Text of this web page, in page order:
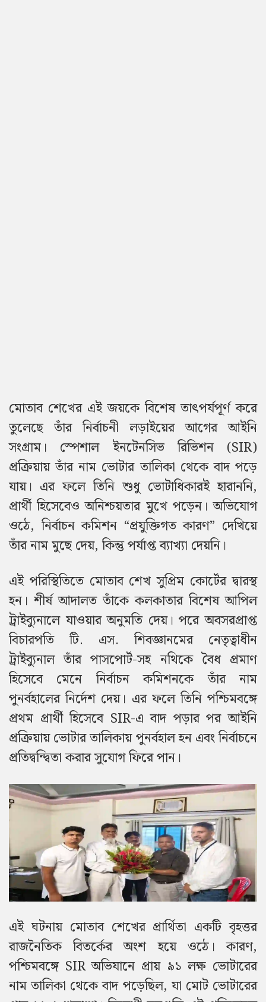
মোতাব শেখের এই জয়কে বিশেষ তাৎপর্যপূর্ণ করে
তুলেছে তাঁর নির্বাচনী লড়াইয়ের আগের আইনি
সংগ্রাম। স্পেশাল ইনটেনসিভ রিভিশন (SIR)
প্রক্রিয়ায় তাঁর নাম ভোটার তালিকা থেকে বাদ পড়ে
যায়। এর ফলে তিনি শুধু ভোটাধিকারই হারাননি,
প্রার্থী হিসেবেও অনিশ্চয়তার মুখে পড়েন। অভিযোগ
ওঠে, নির্বাচন কমিশন “প্রযুক্তিগত কারণ” দেখিয়ে
তাঁর নাম মুছে দেয়, কিন্তু পর্যাপ্ত ব্যাখ্যা দেয়নি।
এই পরিস্থিতিতে মোতাব শেখ সুপ্রিম কোর্টের দ্বারস্থ
হন। শীর্ষ আদালত তাঁকে কলকাতার বিশেষ আপিল
ট্রাইব্যুনালে যাওয়ার অনুমতি দেয়। পরে অবসরপ্রাপ্ত
বিচারপতি টি. এস. শিবজ্ঞানমের নেতৃত্বাধীন
ট্রাইব্যুনাল তাঁর পাসপোর্ট-সহ নথিকে বৈধ প্রমাণ
হিসেবে মেনে নির্বাচন কমিশনকে তাঁর নাম
পুনর্বহালের নির্দেশ দেয়। এর ফলে তিনি পশ্চিমবঙ্গে
প্রথম প্রার্থী হিসেবে SIR-এ বাদ পড়ার পর আইনি
প্রক্রিয়ায় ভোটার তালিকায় পুনর্বহাল হন এবং নির্বাচনে
প্রতিদ্বন্দ্বিতা করার সুযোগ ফিরে পান।
এই ঘটনায় মোতাব শেখের প্রার্থিতা একটি বৃহত্তর
রাজনৈতিক বিতর্কের অংশ হয়ে ওঠে। কারণ,
পশ্চিমবঙ্গে SIR অভিযানে প্রায় ৯১ লক্ষ ভোটারের
নাম তালিকা থেকে বাদ পড়েছিল, যা মোট ভোটারের